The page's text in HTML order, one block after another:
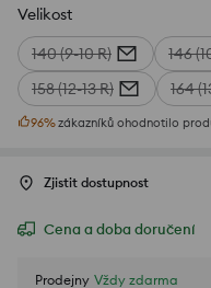
Velikost
140 (9-10 R) 146
158 (12-13 R)
164
96%zákazníků ohodnotilo
Zjistit dostupnost
Cena a doba doručení
Prodejny Vždy zdarma